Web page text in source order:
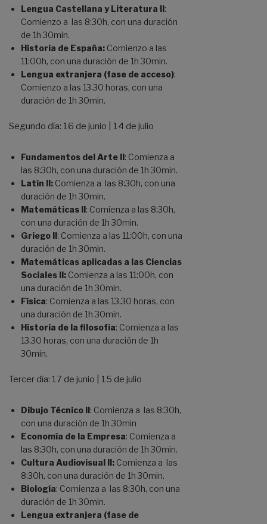
Lengua Castellana y Literatura II:
Comienzo a las 8:30h, con una duración
de 1h 30min.
Historia de España: Comienzo a las
11:00h, con una duración de 1h 30min.
Lengua extranjera (fase de acceso):
Comienzo a las 13.30 horas, con una
duración de 1h 30min.
Segundo día: 16 de junio | 14 de julio
Fundamentos del Arte II: Comienza a
las 8:30h, con una duración de 1h 30min.
Latín II: Comienza a las 8:30h, con una
duración de 1h 30min.
Matemáticas II: Comienza a las 8:30h,
con una duración de 1h 30min.
Griego II: Comienza a las 11:00h, con una
duración de 1h 30min.
Matemáticas aplicadas a las Ciencias
Sociales II: Comienza a las 11:00h, con
una duración de 1h 30min.
Física: Comienza a las 13.30 horas, con
una duración de 1h 30min.
Historia de la filosofía: Comienza a las
13.30 horas, con una duración de 1h
30min.
Tercer día: 17 de junio | 15 de julio
Dibujo Técnico II: Comienza a las 8:30h,
con una duración de 1h 30min
Economía de la Empresa: Comienza a
las 8:30h, con una duración de 1h 30min.
Cultura Audiovisual II: Comienza a las
8:30h, con una duración de 1h 30min.
Biología: Comienza a las 8:30h, con una
duración de 1h 30min.
Lengua extranjera (fase de